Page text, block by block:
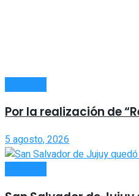
Por la realización de
5 agosto, 2026